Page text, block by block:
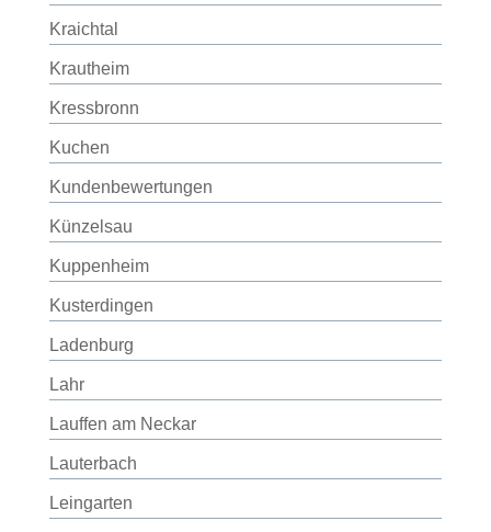
Kraichtal
Krautheim
Kressbronn
Kuchen
Kundenbewertungen
Künzelsau
Kuppenheim
Kusterdingen
Ladenburg
Lahr
Lauffen am Neckar
Lauterbach
Leingarten